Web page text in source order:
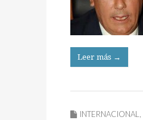
Leer más →
INTERNACIONAL,